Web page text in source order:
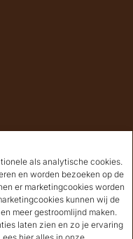
als analytische cookies.
en worden bezoeken op de
er marketingcookies worden
kunnen wij de
meer gestroomlijnd maken.
laten zien en zo je ervaring